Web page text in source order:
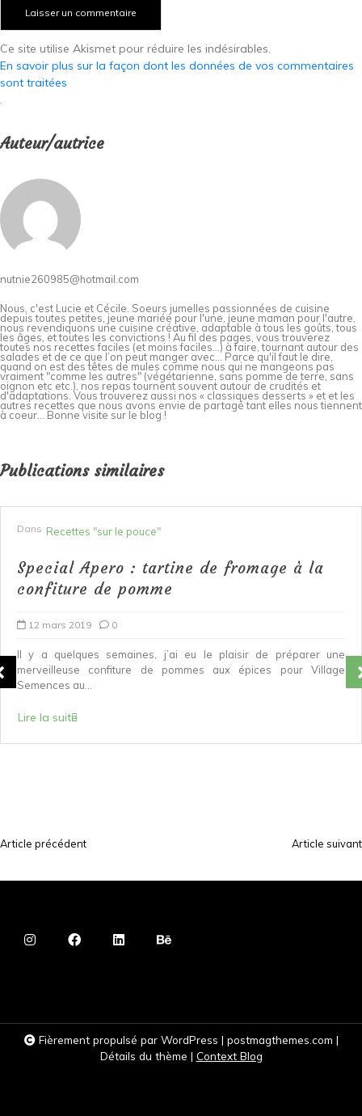
Ce site utilise Akismet pour réduire les indésirables.
En savoir plus sur la façon dont les données de vos commentaires
sont traitées
.
Auteur/autrice
nutnie260985@hotmail.com
Nous, c'est Lucie et Cécile. Soeurs jumelles passionnées de cuisine
depuis toutes petites, jeune mariée pour l'une, jeune maman pour l'autre,
nous revendiquons une cuisine créative, adaptable à tous les goûts, tous
les âges, et toutes les convictions ! Au fil des pages, vous trouverez
toutes nos recettes faciles (et moins faciles…) à faire, tournant autour des
salades et de ce que l’on peut manger avec… Parce qu'il faut le dire,
quand on est des têtes de mules comme nous qui ne mangeons pas
vraiment "comme les autres" (végétarienne, sans pomme de terre, sans
oignon etc etc.), nos repas tournent souvent autour de crudités et
d'adaptations. Vous trouverez aussi nos « classiques desserts » et et les
autres recettes que nous avons envie de partagé tant elles nous tiennent
à coeur... Bonne visite sur le blog !
Publications similaires
Dans Recettes "sur le pouce"
Special Apero : tartine de fromage à la
confiture de pomme
12 mars 2019 0
Il y a quelques semaines, j’ai eu le plaisir de préparer une
merveilleuse confiture de pommes aux épices pour Village
Semences au...
Lire la suite
N
i
Article précédent Article suivant
Fièrement propulsé par WordPress | postmagthemes.com |
Détails du thème | Context Blog